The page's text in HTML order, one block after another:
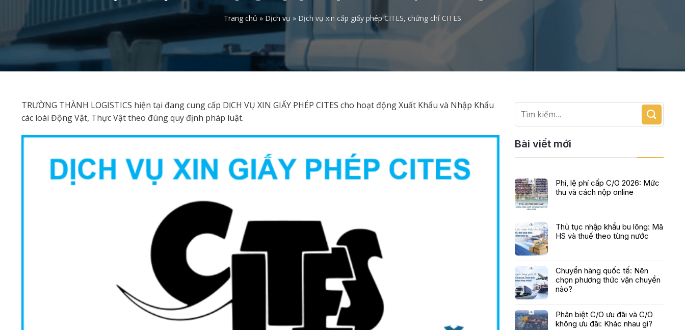
Trang chủ » Dịch vụ » Dịch vụ xin cấp giấy phép CITES, chứng chỉ CITES
TRƯỜNG THÀNH LOGISTICS hiện tại đang cung cấp DỊCH VỤ XIN GIẤY PHÉP CITES cho hoạt động Xuất Khẩu và Nhập Khẩu
các loài Động Vật, Thực Vật theo đúng quy định pháp luật.
Bài viết mới
Phí, lệ phí cấp C/O 2026: Mức
thu và cách nộp online
Thủ tục nhập khẩu bu lông: Mã
HS và thuế theo từng nước
Chuyển hàng quốc tế: Nên
chọn phương thức vận chuyển
nào?
Phân biệt C/O ưu đãi và C/O
không ưu đãi: Khác nhau gì?